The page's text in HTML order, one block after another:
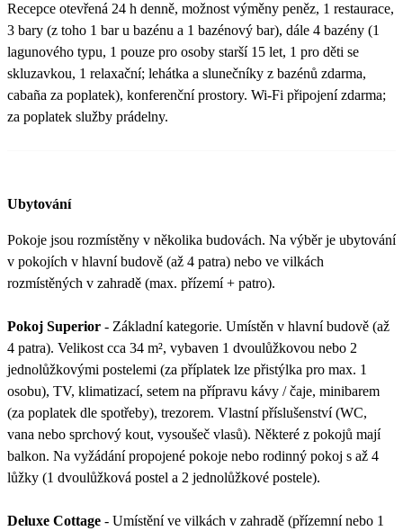
Recepce otevřená 24 h denně, možnost výměny peněz, 1 restaurace,
3 bary (z toho 1 bar u bazénu a 1 bazénový bar), dále 4 bazény (1
lagunového typu, 1 pouze pro osoby starší 15 let, 1 pro děti se
skluzavkou, 1 relaxační; lehátka a slunečníky z bazénů zdarma,
cabaña za poplatek), konferenční prostory. Wi-Fi připojení zdarma;
za poplatek služby prádelny.
Ubytování
Pokoje jsou rozmístěny v několika budovách. Na výběr je ubytování
v pokojích v hlavní budově (až 4 patra) nebo ve vilkách
rozmístěných v zahradě (max. přízemí + patro).
Pokoj Superior - Základní kategorie. Umístěn v hlavní budově (až
4 patra). Velikost cca 34 m², vybaven 1 dvoulůžkovou nebo 2
jednolůžkovými postelemi (za příplatek lze přistýlka pro max. 1
osobu), TV, klimatizací, setem na přípravu kávy / čaje, minibarem
(za poplatek dle spotřeby), trezorem. Vlastní příslušenství (WC,
vana nebo sprchový kout, vysoušeč vlasů). Některé z pokojů mají
balkon. Na vyžádání propojené pokoje nebo rodinný pokoj s až 4
lůžky (1 dvoulůžková postel a 2 jednolůžkové postele).
Deluxe Cottage - Umístění ve vilkách v zahradě (přízemní nebo 1